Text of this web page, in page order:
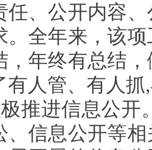
任、公开内容
。全年来，该
，年终有总结
有人管、有人抓
推进信息公开
、信息公开等